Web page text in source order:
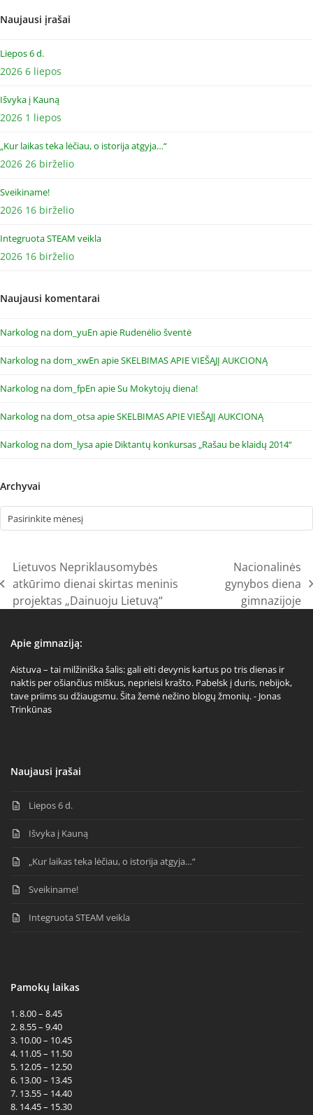
Naujausi įrašai
Liepos 6 d.
2026 6 liepos
Išvyka į Kauną
2026 1 liepos
„Kur laikas teka lėčiau, o istorija atgyja…“
2026 26 birželio
Sveikiname!
2026 16 birželio
Integruota STEAM veikla
2026 16 birželio
Naujausi komentarai
Narkolog na dom_yuEn apie Rudenėlio šventė
Narkolog na dom_xwEn apieSKELBIMAS APIE VIEŠĄJĮ AUKCIONĄ
Narkolog na dom_fpEn apieSu Mokytojų diena!
Narkolog na dom_otsaapieSKELBIMAS APIE VIEŠĄJĮ AUKCIONĄ
Narkolog na dom_lysaapie Diktantų konkursas „Rašau be klaidų 2014“
Archyvai
previous
post:
Lietuvos Nepriklausomybės
atkūrimo dienai skirtas meninis
projektas „Dainuoju Lietuvą“
next
post:
Nacionalinės
gynybos diena
gimnazijoje
Apie gimnaziją:
Aistuva – tai milžiniška šalis: gali eiti devynis kartus po tris dienas ir
naktis per ošiančius miškus, neprieisi krašto. Pabelsk į duris, nebijok,
tave priims su džiaugsmu. Šita žemė nežino blogų žmonių. - Jonas
Trinkūnas
Naujausi įrašai
Liepos 6 d.
Išvyka į Kauną
„Kur laikas teka lėčiau, o istorija atgyja…“
Sveikiname!
Integruota STEAM veikla
Pamokų laikas
1. 8.00 – 8.45
2. 8.55 – 9.40
3. 10.00 – 10.45
4. 11.05 – 11.50
5. 12.05 – 12.50
6. 13.00 – 13.45
7. 13.55 – 14.40
8. 14.45 – 15.30